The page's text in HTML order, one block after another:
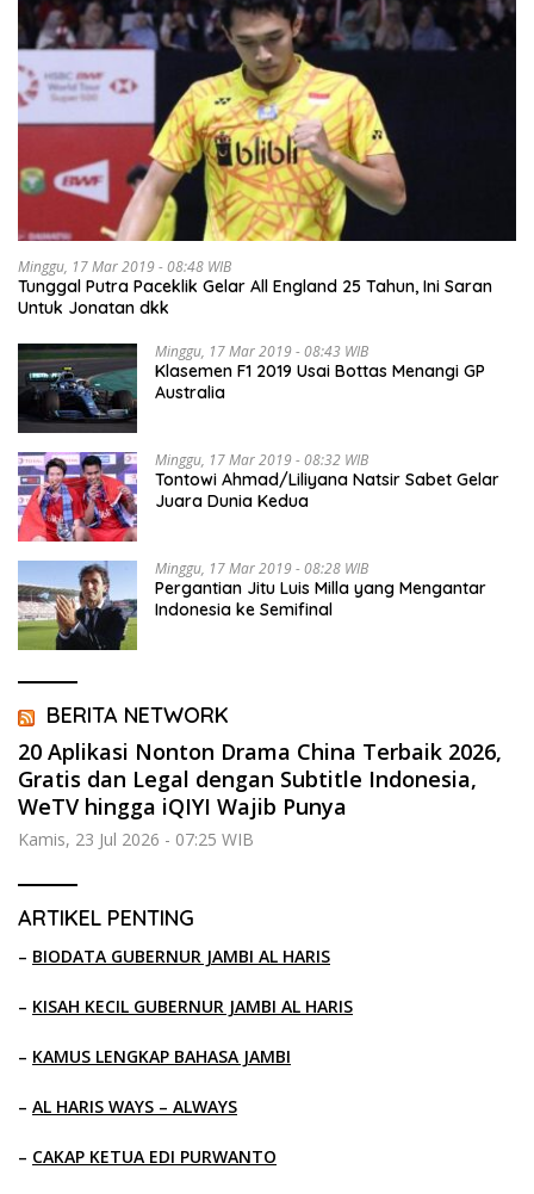
Minggu, 17 Mar 2019 - 08:48 WIB
Tunggal Putra Paceklik Gelar All England 25 Tahun, Ini Saran
Untuk Jonatan dkk
Minggu, 17 Mar 2019 - 08:43 WIB
Klasemen F1 2019 Usai Bottas Menangi GP
Australia
Minggu, 17 Mar 2019 - 08:32 WIB
Tontowi Ahmad/Liliyana Natsir Sabet Gelar
Juara Dunia Kedua
Minggu, 17 Mar 2019 - 08:28 WIB
Pergantian Jitu Luis Milla yang Mengantar
Indonesia ke Semifinal
BERITA NETWORK
20 Aplikasi Nonton Drama China Terbaik 2026,
Gratis dan Legal dengan Subtitle Indonesia,
WeTV hingga iQIYI Wajib Punya
Kamis, 23 Jul 2026 - 07:25 WIB
ARTIKEL PENTING
– BIODATA GUBERNUR JAMBI AL HARIS
– KISAH KECIL GUBERNUR JAMBI AL HARIS
– KAMUS LENGKAP BAHASA JAMBI
– AL HARIS WAYS – ALWAYS
– CAKAP KETUA EDI PURWANTO